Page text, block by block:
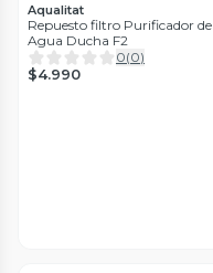
Aqualitat
Repuesto filtro Purificador de
Agua Ducha F2
0(0)
$4.990